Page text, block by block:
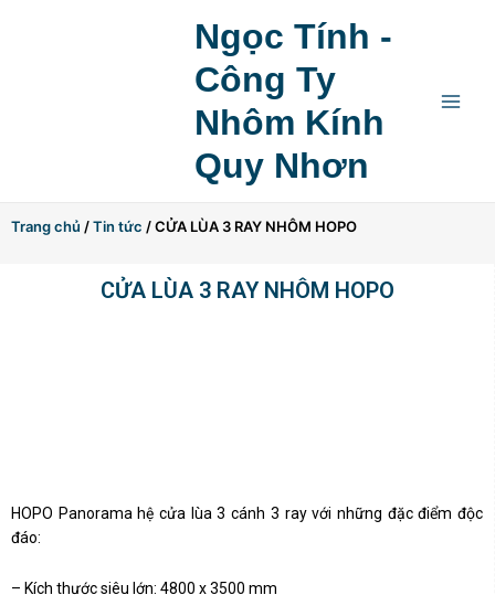
Ngọc Tính -
Công Ty
Nhôm Kính
Quy Nhơn
Trang chủ /Tin tức / CỬA LÙA 3 RAY NHÔM HOPO
CỬA LÙA 3 RAY NHÔM HOPO
HOPO Panorama hệ cửa lùa 3 cánh 3 ray với những đặc điểm độc
đáo:
– Kích thước siêu lớn: 4800 x 3500 mm